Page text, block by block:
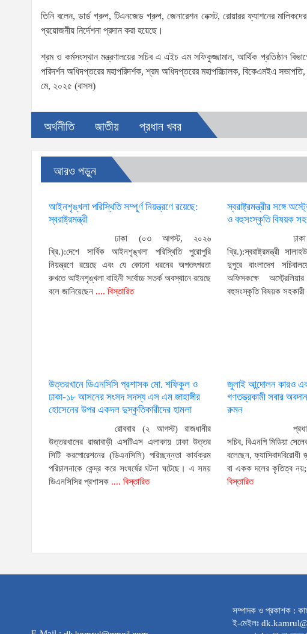
তিনি বলেন, ডার্ড গ্রুপ, টিএনজেড গ্রুপ, জেনারেশন নেক্সট, রোয়ারর ফ্যাশনের
প্রয়োজনীয় নির্দেশনা প্রদান করা হয়েছে।
শ্রম ও কর্মসংস্থান মন্ত্রণালয়ের সচিব এ এইচ এম সফিকুজ্জামান, আর্থিক প্রতিষ্ঠান
পরিদর্শন অধিদপ্তরের মহাপরিদর্শক, শ্রম অধিদপ্তরের মহাপরিচালক, বিকেএমইএ
মে, ২০২৫ (বাসস)
অর্থনীতি জাতীয় প্রধান খবর
আরও পড়ুন
আইনশৃঙ্খলা পরিস্থিতি সম্পূর্ণ নিয়ন্ত্রণে রয়েছে:
স্বরাষ্ট্রমন্ত্রী
ঢাকা (০৩ আগস্ট, ২০২৬
খ্রি.):দেশে সার্বিক আইনশৃঙ্খলা পরিস্থিতি পুরোপুরি
নিয়ন্ত্রণে রয়েছে এবং যে কোনো ধরনের অপতৎপরতা
রুখতে আইনশৃঙ্খলা বাহিনী সর্বোচ্চ সতর্ক অবস্থানে রয়েছে
বলে জানিয়েছেন .... বিস্তারিত
স্বরাষ্ট্রমন্ত্রীর সঙ্গে
ও বহুসংস্কৃতি বিষয়ক
খ্রি.):স্বরাষ্ট্রমন্ত্রী
দুপুরে বাংলাদেশ
অফিসকক্ষে
বহুসংস্কৃতি বিষয়ক সহকারী
উত্তরখানে ডিএনসিসি প্রশাসক মো. শফিকুল ও
ঢাকা-১৮ আসনের সংসদ সদস্য এস এম জাহাঙ্গীর
হোসেনের উপর একদল দুস্কৃতিকারীদের হামলা
রোববার (২ আগস্ট) রাজধানীর
উত্তরখানের রাজাবাড়ী এসটিএস এলাকায় ঢাকা উত্তর
সিটি করপোরেশনের (ডিএনসিসি) পরিচ্ছন্নতা কার্যক্রম
পরিচালনাকে কেন্দ্র করে সংঘর্ষের ঘটনা ঘটেছে। এ সময়
ডিএনসিসির প্রশাসক .... বিস্তারিত
জুলাই আন্দোলন কারও
গণতন্ত্রকামী সবার
রুমন
সচিব, বিএনপি মিডিয়া
বলেছেন,
বা একক দলের কৃতিত্ব নয়;
বিস্তারিত
সম্পাদক ও প্রকাশক :
ই-মেইলঃ